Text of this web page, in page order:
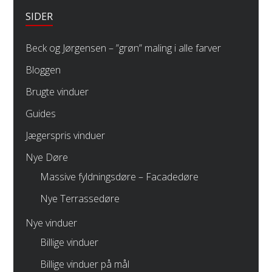
SIDER
Beck og Jørgensen – ”grøn” maling i alle farver
Bloggen
Brugte vinduer
Guides
Jægerspris vinduer
Nye Døre
Massive fyldningsdøre – Facadedøre
Nye Terrassedøre
Nye vinduer
Billige vinduer
Billige vinduer på mål